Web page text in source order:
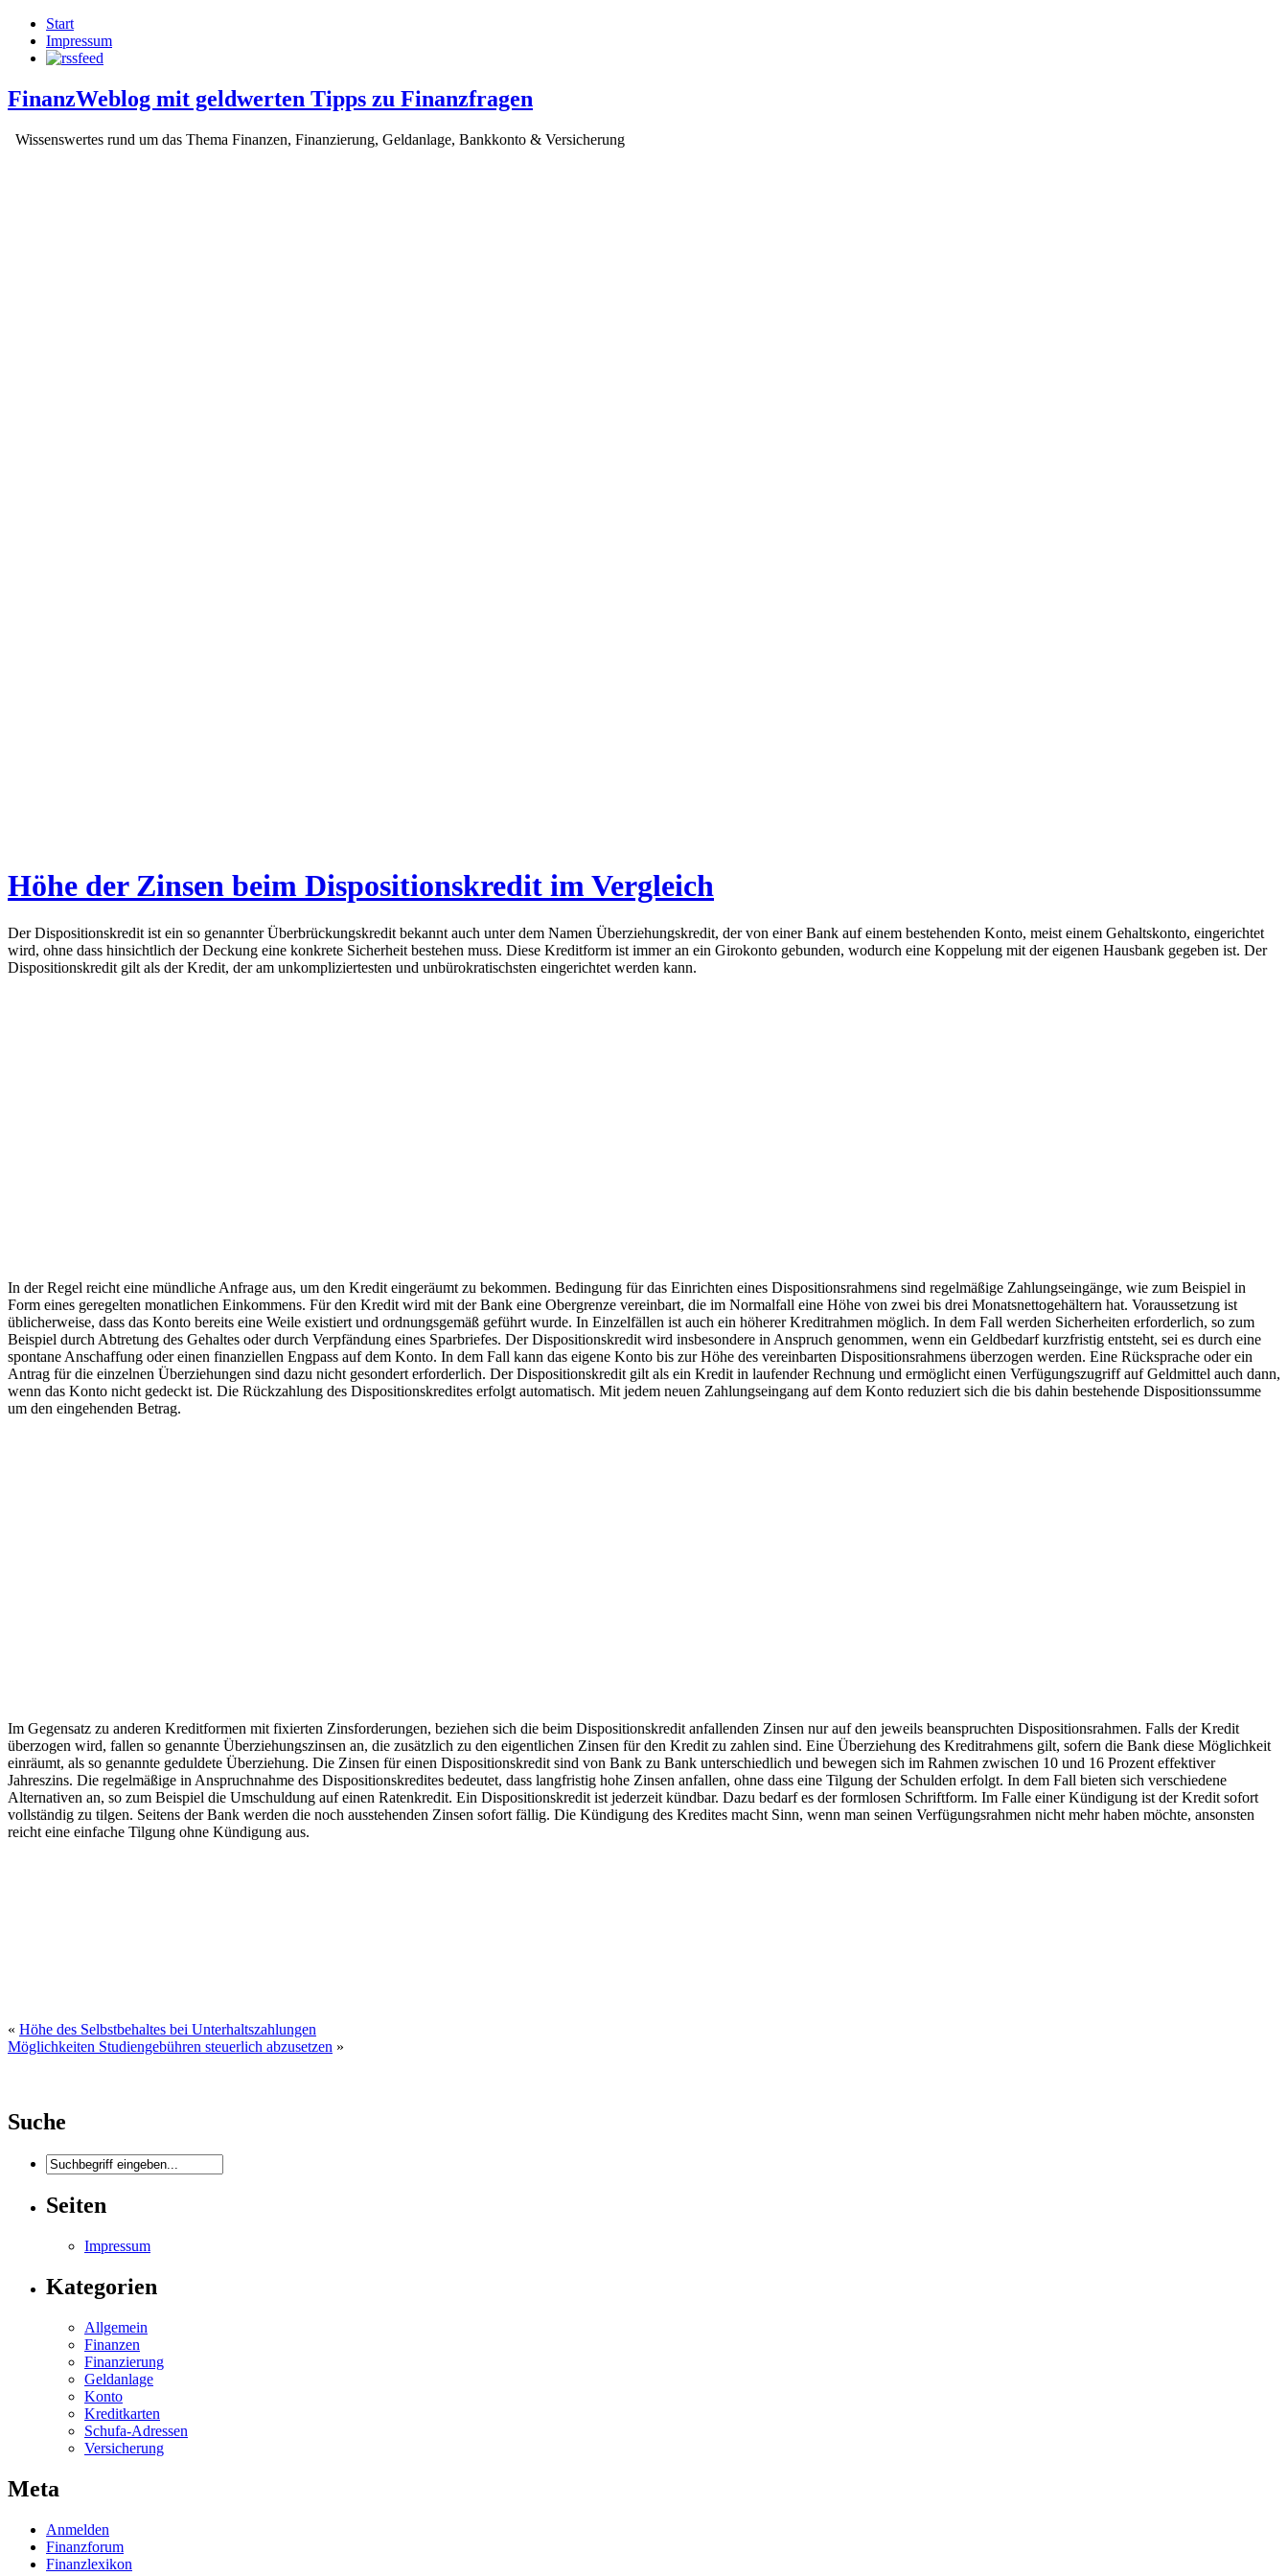
Start
Impressum
FinanzWeblog mit geldwerten Tipps zu Finanzfragen
Wissenswertes rund um das Thema Finanzen, Finanzierung, Geldanlage, Bankkonto & Versicherung
Höhe der Zinsen beim Dispositionskredit im Vergleich
Der Dispositionskredit ist ein so genannter Überbrückungskredit bekannt auch unter dem Namen Überziehungskredit, der von einer Bank auf einem bestehenden Konto, meist einem Gehaltskonto, eingerichtet
wird, ohne dass hinsichtlich der Deckung eine konkrete Sicherheit bestehen muss. Diese Kreditform ist immer an ein Girokonto gebunden, wodurch eine Koppelung mit der eigenen Hausbank gegeben ist. Der
Dispositionskredit gilt als der Kredit, der am unkompliziertesten und unbürokratischsten eingerichtet werden kann.
In der Regel reicht eine mündliche Anfrage aus, um den Kredit eingeräumt zu bekommen. Bedingung für das Einrichten eines Dispositionsrahmens sind regelmäßige Zahlungseingänge, wie zum Beispiel in
Form eines geregelten monatlichen Einkommens. Für den Kredit wird mit der Bank eine Obergrenze vereinbart, die im Normalfall eine Höhe von zwei bis drei Monatsnettogehältern hat. Voraussetzung ist
üblicherweise, dass das Konto bereits eine Weile existiert und ordnungsgemäß geführt wurde. In Einzelfällen ist auch ein höherer Kreditrahmen möglich. In dem Fall werden Sicherheiten erforderlich, so zum
Beispiel durch Abtretung des Gehaltes oder durch Verpfändung eines Sparbriefes. Der Dispositionskredit wird insbesondere in Anspruch genommen, wenn ein Geldbedarf kurzfristig entsteht, sei es durch eine
spontane Anschaffung oder einen finanziellen Engpass auf dem Konto. In dem Fall kann das eigene Konto bis zur Höhe des vereinbarten Dispositionsrahmens überzogen werden. Eine Rücksprache oder ein
Antrag für die einzelnen Überziehungen sind dazu nicht gesondert erforderlich. Der Dispositionskredit gilt als ein Kredit in laufender Rechnung und ermöglicht einen Verfügungszugriff auf Geldmittel auch dann,
wenn das Konto nicht gedeckt ist. Die Rückzahlung des Dispositionskredites erfolgt automatisch. Mit jedem neuen Zahlungseingang auf dem Konto reduziert sich die bis dahin bestehende Dispositionssumme
um den eingehenden Betrag.
Im Gegensatz zu anderen Kreditformen mit fixierten Zinsforderungen, beziehen sich die beim Dispositionskredit anfallenden Zinsen nur auf den jeweils beanspruchten Dispositionsrahmen. Falls der Kredit
überzogen wird, fallen so genannte Überziehungszinsen an, die zusätzlich zu den eigentlichen Zinsen für den Kredit zu zahlen sind. Eine Überziehung des Kreditrahmens gilt, sofern die Bank diese Möglichkeit
einräumt, als so genannte geduldete Überziehung. Die Zinsen für einen Dispositionskredit sind von Bank zu Bank unterschiedlich und bewegen sich im Rahmen zwischen 10 und 16 Prozent effektiver
Jahreszins. Die regelmäßige in Anspruchnahme des Dispositionskredites bedeutet, dass langfristig hohe Zinsen anfallen, ohne dass eine Tilgung der Schulden erfolgt. In dem Fall bieten sich verschiedene
Alternativen an, so zum Beispiel die Umschuldung auf einen Ratenkredit. Ein Dispositionskredit ist jederzeit kündbar. Dazu bedarf es der formlosen Schriftform. Im Falle einer Kündigung ist der Kredit sofort
vollständig zu tilgen. Seitens der Bank werden die noch ausstehenden Zinsen sofort fällig. Die Kündigung des Kredites macht Sinn, wenn man seinen Verfügungsrahmen nicht mehr haben möchte, ansonsten
reicht eine einfache Tilgung ohne Kündigung aus.
« Höhe des Selbstbehaltes bei Unterhaltszahlungen
Möglichkeiten Studiengebühren steuerlich abzusetzen »
Suche
Seiten
Impressum
Kategorien
Allgemein
Finanzen
Finanzierung
Geldanlage
Konto
Kreditkarten
Schufa-Adressen
Versicherung
Meta
Anmelden
Finanzforum
Finanzlexikon